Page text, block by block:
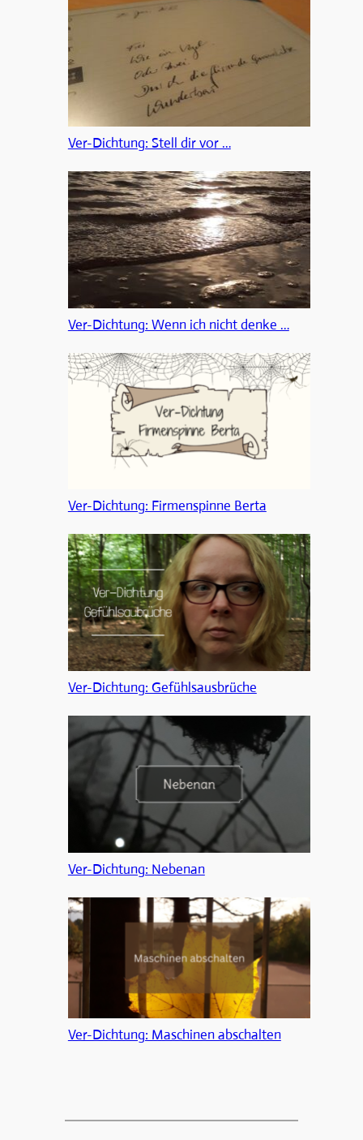
Ver-Dichtung: Stell dir vor …
Ver-Dichtung: Wenn ich nicht denke …
Ver-Dichtung: Firmenspinne Berta
Ver-Dichtung: Gefühlsausbrüche
Ver-Dichtung: Nebenan
Ver-Dichtung: Maschinen abschalten